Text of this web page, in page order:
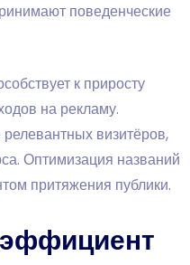
поведенческие
к приросту
на рекламу.
визитёров,
Оптимизация названий
притяжения публики.